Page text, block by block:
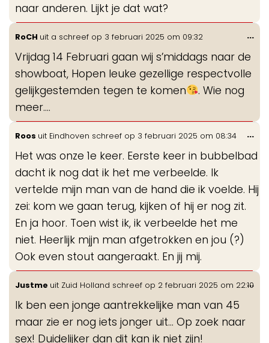
naar anderen. Lijkt je dat wat?
RoCH uit a schreef op 3 februari 2025 om 09:32
Vrijdag 14 Februari gaan wij s’middags naar de
showboat, Hopen leuke gezellige respectvolle
gelijkgestemden tegen te komen
. Wie nog
meer….
...
Roos uit Eindhoven schreef op 3 februari 2025 om 08:34
Het was onze 1e keer. Eerste keer in bubbelbad
dacht ik nog dat ik het me verbeelde. Ik
vertelde mijn man van de hand die ik voelde. Hij
zei: kom we gaan terug, kijken of hij er nog zit.
En ja hoor. Toen wist ik, ik verbeelde het me
niet. Heerlijk mjjn man afgetrokken en jou (?)
Ook even stout aangeraakt. En jij mij.
...
Justme uit Zuid Holland schreef op 2 februari 2025 om 22:10
Ik ben een jonge aantrekkelijke man van 45
maar zie er nog iets jonger uit... Op zoek naar
sex! Duidelijker dan dit kan ik niet zijn!
...